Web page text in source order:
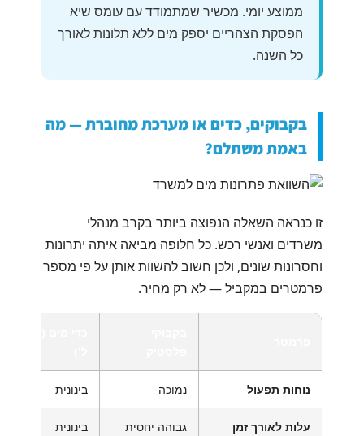
ממוצע יומי. מכשיר שמתמודד עם עומס שיא
הפסקת הצהריים יספק מים ללא תלונות לאורך
כל השנה.
בקבוקים, כדים או מערכת מחוברת — מה
באמת משתלם?
זו כנראה השאלה הנפוצה ביותר בקרב מנהלי
משרדים ואנשי רכש. כל חלופה מביאה איתה יתרונות
וחסרונות שונים, ולכן חשוב להשוות אותן על פי מספר
פרמטרים במקביל — לא רק מחיר.
נוחות תפעול נמוכה בינונית
עלות לאורך זמן גבוהה יחסית בינונית